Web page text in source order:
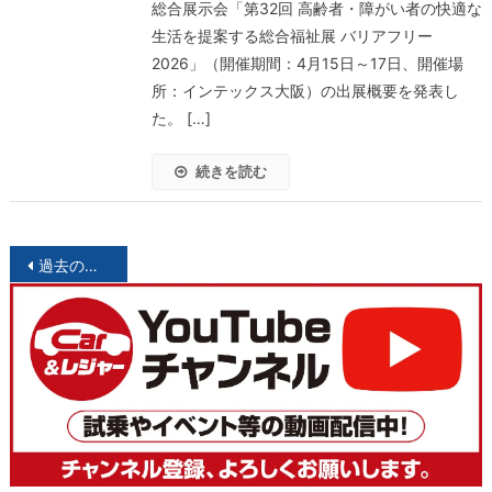
総合展示会「第32回 高齢者・障がい者の快適な
生活を提案する総合福祉展 バリアフリー
2026」（開催期間：4月15日～17日、開催場
所：インテックス大阪）の出展概要を発表し
た。 […]
続きを読む
投
稿
ナ
ビ
ー
過去の投稿